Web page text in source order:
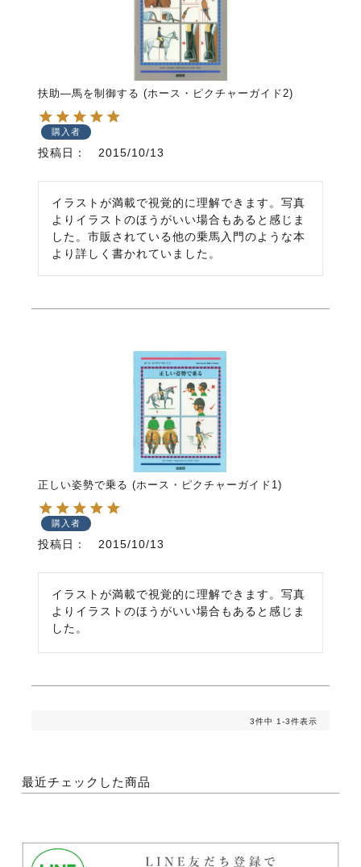
扶助―馬を制御する (ホース・ピクチャーガイド2)
購入者
投稿日 2015/10/13
イラストが満載で視覚的に理解できます。写真
よりイラストのほうがいい場合もあると感じま
した。市販されている他の乗馬入門のような本
より詳しく書かれていました。
正しい姿勢で乗る (ホース・ピクチャーガイド1)
購入者
投稿日 2015/10/13
イラストが満載で視覚的に理解できます。写真
よりイラストのほうがいい場合もあると感じま
した。
3件中 1-3件表示
最近チェックした商品